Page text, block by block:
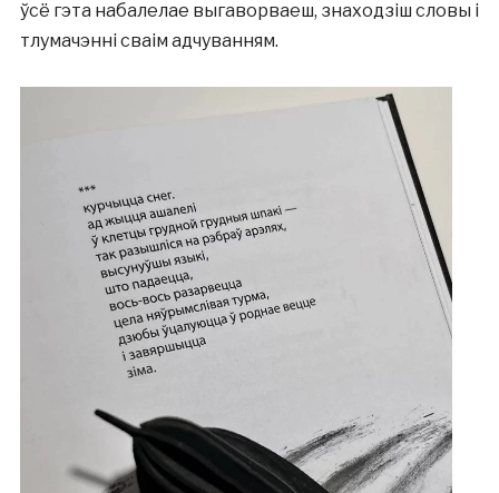
ўсё гэта набалелае выгаворваеш, знаходзіш словы і
тлумачэнні сваім адчуванням.